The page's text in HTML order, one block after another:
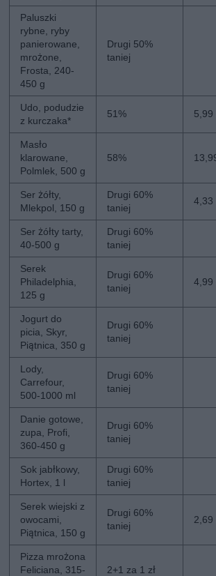
Paluszki
rybne, ryby
panierowane,
mrożone,
Frosta, 240-
450 g
Drugi 50%
taniej
Udo, podudzie
z kurczaka*
51% 5,99
Masło
klarowane,
Polmlek, 500 g
58%
Ser żółty,
Mlekpol, 150 g
Drugi 60%
taniej
4,33
Ser żółty tarty,
40-500 g
Drugi 60%
taniej
Serek
Philadelphia,
125 g
Drugi 60%
taniej
4,99
Jogurt do
picia, Skyr,
Piątnica, 350 g
Drugi 60%
taniej
Lody,
Carrefour,
500-1000 ml
Drugi 60%
taniej
Danie gotowe,
zupa, Profi,
360-450 g
Drugi 60%
taniej
Sok jabłkowy,
Hortex, 1 l
Drugi 60%
taniej
Serek wiejski z
owocami,
Piątnica, 150 g
Drugi 60%
taniej
2,69
Pizza mrożona
Feliciana, 315-
2+1 za 1 zł